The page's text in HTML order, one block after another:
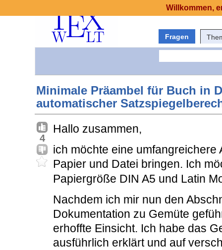
Fragen
Minimale Präambel für Buch in
automatischer
4
Hallo zusammen,
ich möchte eine umfangreichere
Papier und Datei bringen. Ich
Papiergröße DIN A5 und Latin
Nachdem ich mir nun den
Dokumentation zu Gemüte
erhoffte Einsicht. Ich habe das
ausführlich erklärt und auf
Willkommen,